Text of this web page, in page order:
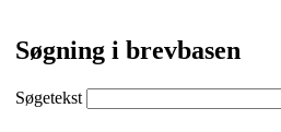
Søgning i brevbasen
Søgetekst